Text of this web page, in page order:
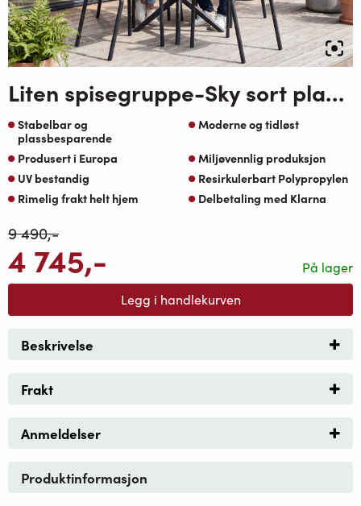
Liten spisegruppe-Sky sort plast bord 80×80 Helen spisestoler
Stabelbar og
plassbesparende
Moderne og tidløst
Produsert i Europa
Miljøvennlig produksjon
UV bestandig
Resirkulerbart Polypropylen
Rimelig frakt helt hjem
Delbetaling med Klarna
På lager
9 490,-
4 745,-
Legg i handlekurven
Beskrivelse
Frakt
Anmeldelser
Produktinformasjon